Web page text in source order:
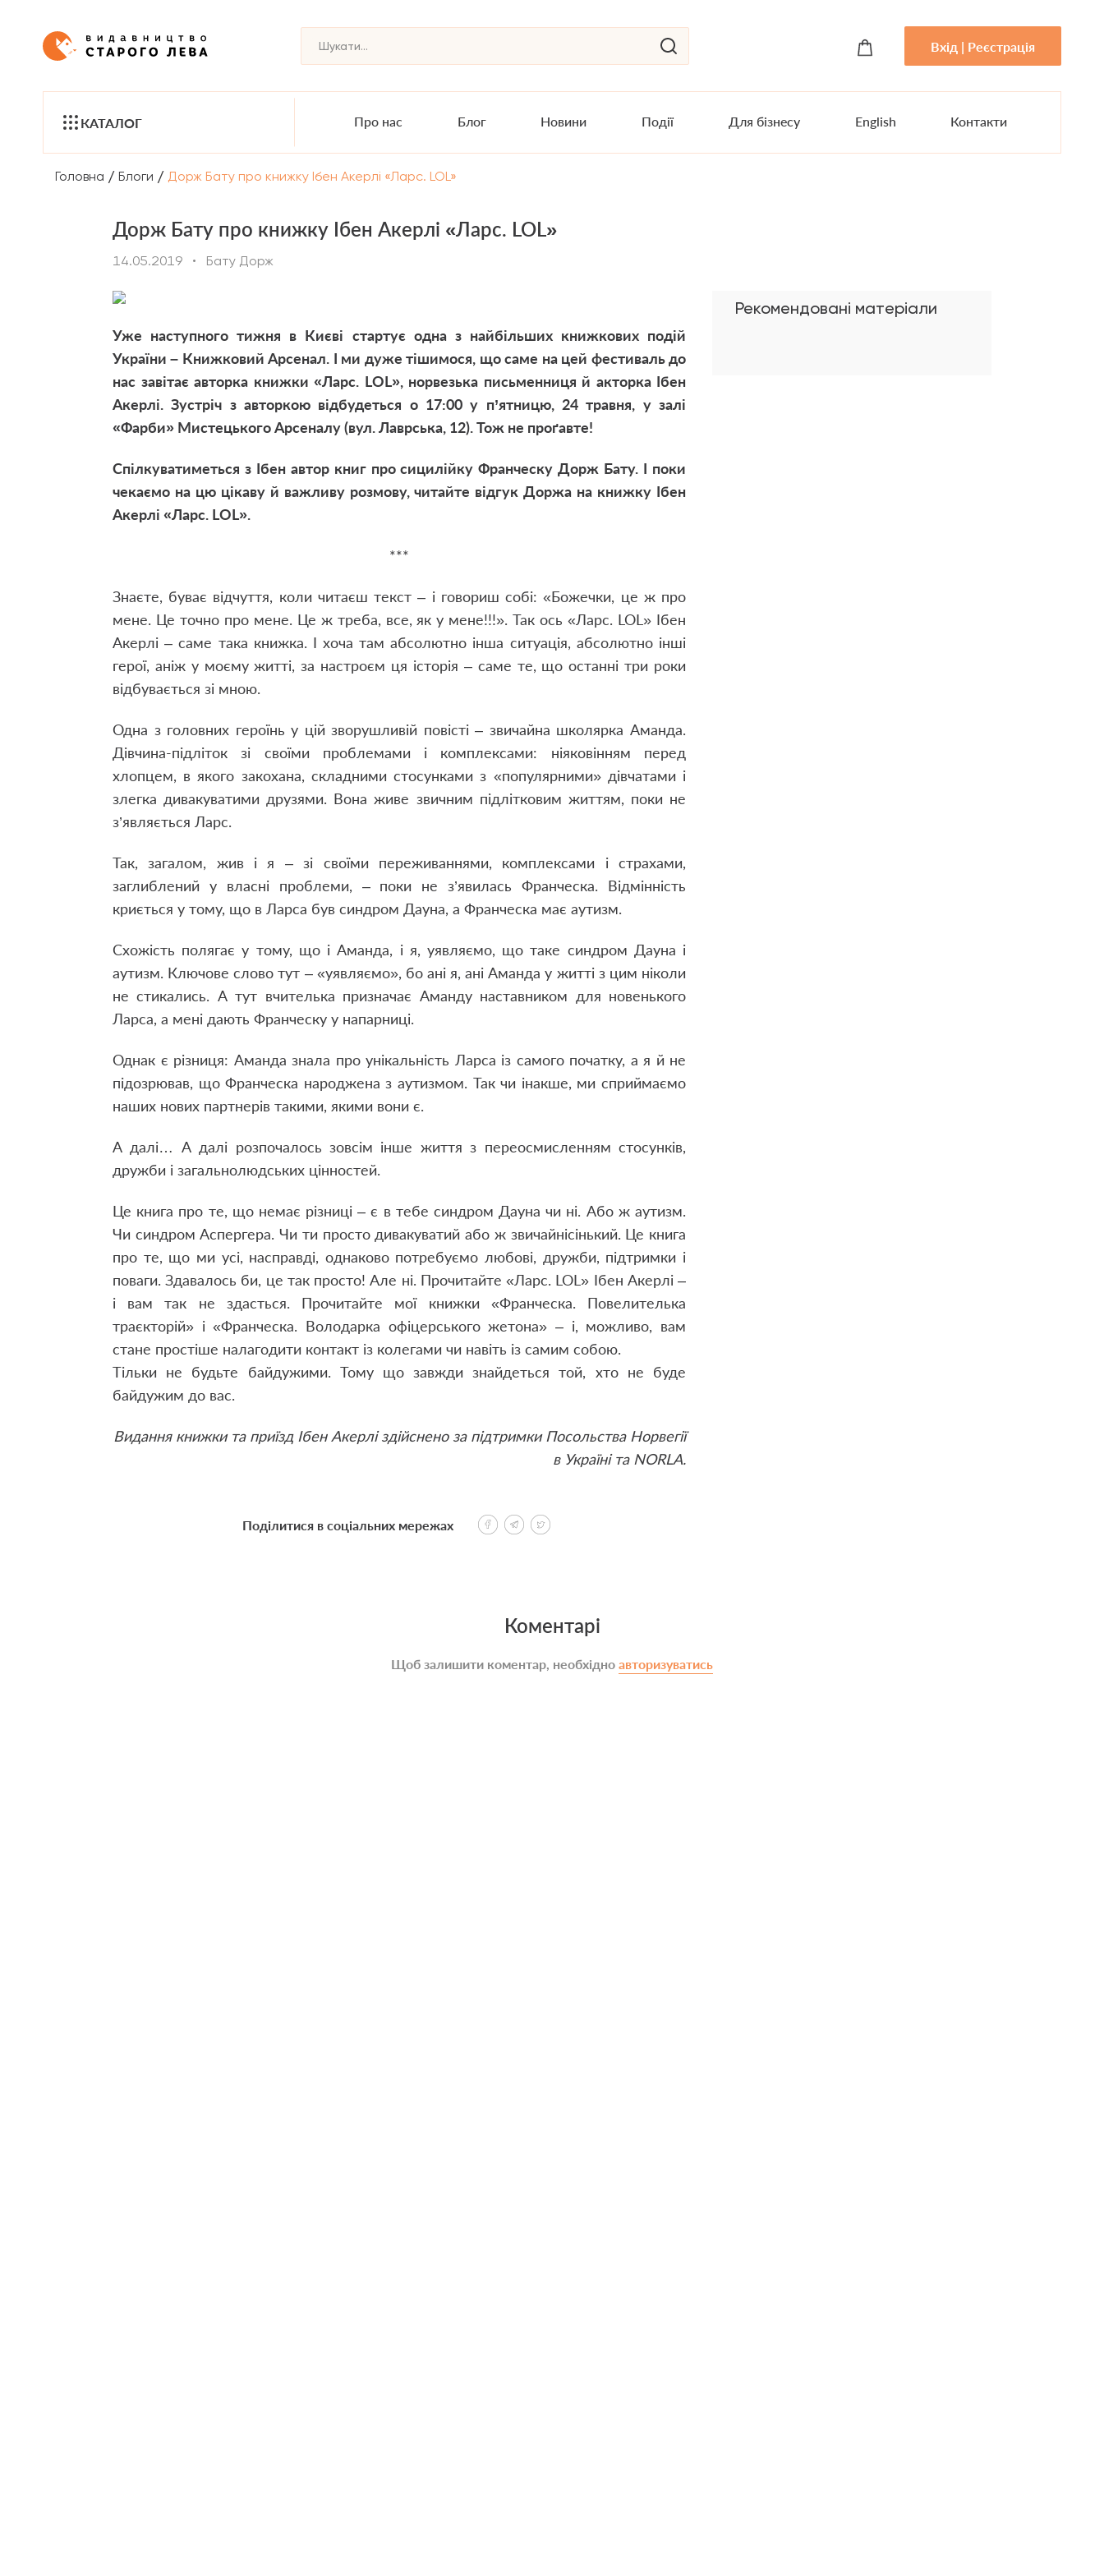
Вхід | Реєстрація
КАТАЛОГ Про нас Блог Новини Події Для бізнесу English Контакти
Головна / Блоги / Дорж Бату про книжку Ібен Акерлі «Ларс. LOL»
Дорж Бату про книжку Ібен Акерлі «Ларс. LOL»
14.05.2019 • Бату Дорж
Уже наступного тижня в Києві стартує одна з найбільших книжкових подій
України – Книжковий Арсенал. І ми дуже тішимося, що саме на цей фестиваль до
нас завітає авторка книжки «Ларс. LOL», норвезька письменниця й акторка Ібен
Акерлі. Зустріч з авторкою відбудеться о 17:00 у п’ятницю, 24 травня, у залі
«Фарби» Мистецького Арсеналу (вул. Лаврська, 12). Тож не проґавте!
Спілкуватиметься з Ібен автор книг про сицилійку Франческу Дорж Бату. І поки
чекаємо на цю цікаву й важливу розмову, читайте відгук Доржа на книжку Ібен
Акерлі «Ларс. LOL».
***
Знаєте, буває відчуття, коли читаєш текст – і говориш собі: «Божечки, це ж про
мене. Це точно про мене. Це ж треба, все, як у мене!!!». Так ось «Ларс. LOL » Ібен
Акерлі – саме така книжка. І хоча там абсолютно інша ситуація, абсолютно інші
герої, аніж у моєму житті, за настроєм ця історія – саме те, що останні три роки
відбувається зі мною.
Одна з головних героїнь у цій зворушливій повісті – звичайна школярка Аманда.
Дівчина-підліток зі своїми проблемами і комплексами: ніяковінням перед
хлопцем, в якого закохана, складними стосунками з «популярними» дівчатами і
злегка дивакуватими друзями. Вона живе звичним підлітковим життям, поки не
з’являється Ларс.
Так, загалом, жив і я – зі своїми переживаннями, комплексами і страхами,
заглиблений у власні проблеми, – поки не з’явилась Франческа. Відмінність
криється у тому, що в Ларса був синдром Дауна, а Франческа має аутизм.
Схожість полягає у тому, що і Аманда, і я, уявляємо, що таке синдром Дауна і
аутизм. Ключове слово тут – «уявляємо», бо ані я, ані Аманда у житті з цим ніколи
не стикались. А тут вчителька призначає Аманду наставником для новенького
Ларса, а мені дають Франческу у напарниці.
Однак є різниця: Аманда знала про унікальність Ларса із самого початку, а я й не
підозрював, що Франческа народжена з аутизмом. Так чи інакше, ми сприймаємо
наших нових партнерів такими, якими вони є.
А далі… А далі розпочалось зовсім інше життя з переосмисленням стосунків,
дружби і загальнолюдських цінностей.
Це книга про те, що немає різниці – є в тебе синдром Дауна чи ні. Або ж аутизм.
Чи синдром Аспергера. Чи ти просто дивакуватий або ж звичайнісінький. Це книга
про те, що ми усі, насправді, однаково потребуємо любові, дружби, підтримки і
поваги. Здавалось би, це так просто! Але ні. Прочитайте «Ларс. LOL » Ібен Акерлі –
і вам так не здасться. Прочитайте мої книжки «Франческа. Повелителька
траєкторій» і «Франческа. Володарка офіцерського жетона» – і, можливо, вам
стане простіше налагодити контакт із колегами чи навіть із самим собою.
Тільки не будьте байдужими. Тому що завжди знайдеться той, хто не буде
байдужим до вас.
Видання книжки та приїзд Ібен Акерлі здійснено за підтримки Посольства Норвегії
в Україні та NORLA.
Рекомендовані матеріали
Поділитися в соціальних мережах
Коментарі
Щоб залишити коментар, необхідно авторизуватись